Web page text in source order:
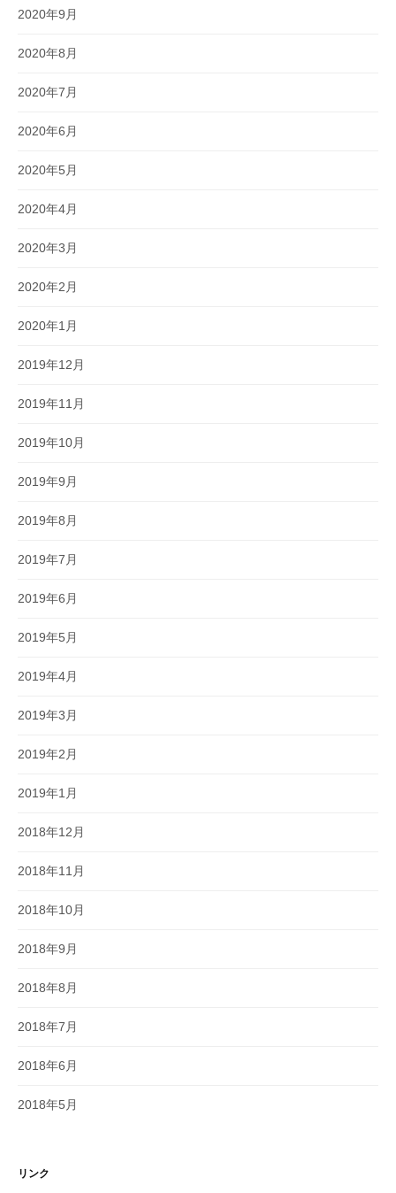
2020年9月
2020年8月
2020年7月
2020年6月
2020年5月
2020年4月
2020年3月
2020年2月
2020年1月
2019年12月
2019年11月
2019年10月
2019年9月
2019年8月
2019年7月
2019年6月
2019年5月
2019年4月
2019年3月
2019年2月
2019年1月
2018年12月
2018年11月
2018年10月
2018年9月
2018年8月
2018年7月
2018年6月
2018年5月
リンク